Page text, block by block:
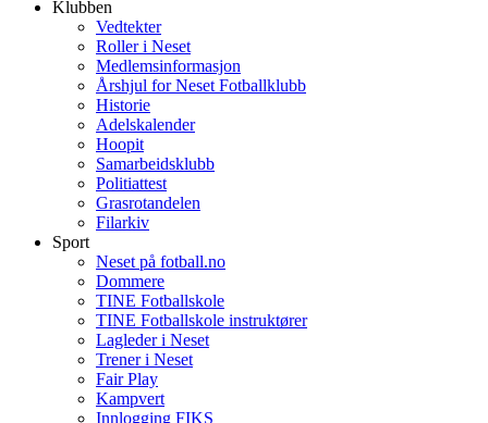
Klubben
Vedtekter
Roller i Neset
Medlemsinformasjon
Årshjul for Neset Fotballklubb
Historie
Adelskalender
Hoopit
Samarbeidsklubb
Politiattest
Grasrotandelen
Filarkiv
Sport
Neset på fotball.no
Dommere
TINE Fotballskole
TINE Fotballskole instruktører
Lagleder i Neset
Trener i Neset
Fair Play
Kampvert
Innlogging FIKS